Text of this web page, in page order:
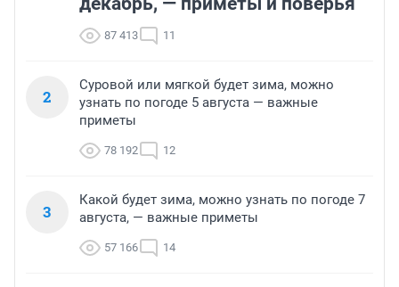
87 413 11
2
Суровой или мягкой будет зима, можно
узнать по погоде 5 августа — важные
приметы
78 192 12
3
Какой будет зима, можно узнать по погоде 7
августа, — важные приметы
57 166 14